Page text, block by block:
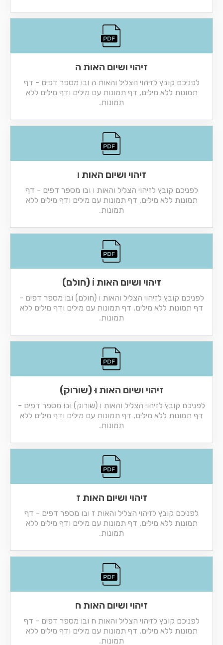
זיהוי ושיום האות ה
לפניכם קובץ לזיהוי הצליל והאות ה ובו מספר דפים - דף
תמונות ללא מילים, דף תמונות עם מילים ודף מילים ללא
תמונות.
זיהוי ושיום האות ו
לפניכם קובץ לזיהוי הצליל והאות ו ובו מספר דפים - דף
תמונות ללא מילים, דף תמונות עם מילים ודף מילים ללא
תמונות.
זיהוי ושיום האות וֹ (חולם)
לפניכם קובץ לזיהוי הצליל והאות ו (חולם) ובו מספר דפים -
דף תמונות ללא מילים, דף תמונות עם מילים ודף מילים ללא
תמונות.
זיהוי ושיום האות וּ (שורוק)
לפניכם קובץ לזיהוי הצליל והאות ו (שורוק) ובו מספר דפים -
דף תמונות ללא מילים, דף תמונות עם מילים ודף מילים ללא
תמונות.
זיהוי ושיום האות ז
לפניכם קובץ לזיהוי הצליל והאות ז ובו מספר דפים - דף
תמונות ללא מילים, דף תמונות עם מילים ודף מילים ללא
תמונות.
זיהוי ושיום האות ח
לפניכם קובץ לזיהוי הצליל והאות ח ובו מספר דפים - דף
תמונות ללא מילים, דף תמונות עם מילים ודף מילים ללא
תמונות.